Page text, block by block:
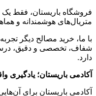
فروشگاه باریستان، فقط
متریال‌های هوشمندانه و
با ما، خرید مصالح دیگر
شفاف، تخصصی و دقیق،
دارد.
آکادمی باریستان؛ یادگیری
آکادمی باریستان برای